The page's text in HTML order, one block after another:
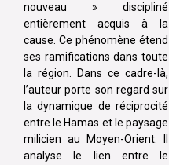
nouveau » discipliné
entièrement acquis à la
cause. Ce phénomène étend
ses ramifications dans toute
la région. Dans ce cadre-là,
l’auteur porte son regard sur
la dynamique de réciprocité
entre le Hamas et le paysage
milicien au Moyen-Orient. II
analyse le lien entre le